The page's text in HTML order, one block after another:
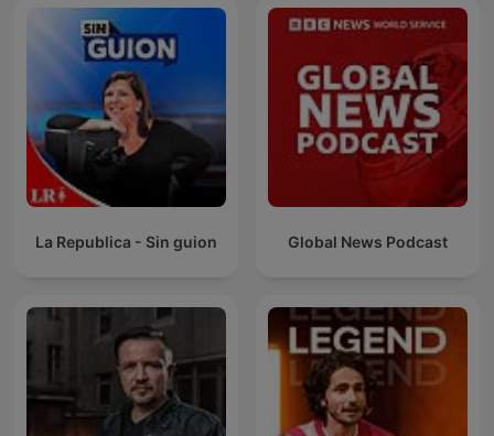
La Republica - Sin guion Global News Podcast